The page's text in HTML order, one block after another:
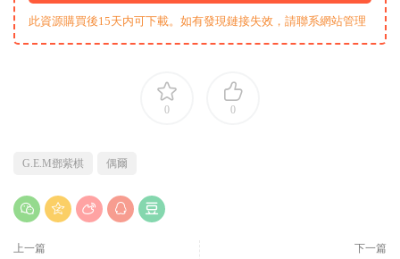
此資源購買後15天内可下載。如有發現鏈接失效，請聯系網站管理
0 0
G.E.M鄧紫棋 偶爾
上一篇 下一篇